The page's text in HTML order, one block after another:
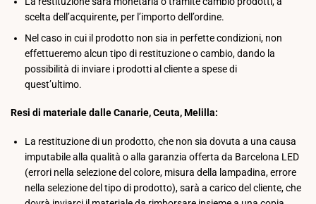
scelta dell’acquirente, per l’importo dell’ordine.
Nel caso in cui il prodotto non sia in perfette condizioni, non
effettueremo alcun tipo di restituzione o cambio, dando la
possibilità di inviare i prodotti al cliente a spese di
quest’ultimo.
Resi di materiale dalle Canarie, Ceuta, Melilla:
La restituzione di un prodotto, che non sia dovuta a una causa
imputabile alla qualità o alla garanzia offerta da Barcelona LED
(errori nella selezione del colore, misura della lampadina, errore
nella selezione del tipo di prodotto), sarà a carico del cliente, che